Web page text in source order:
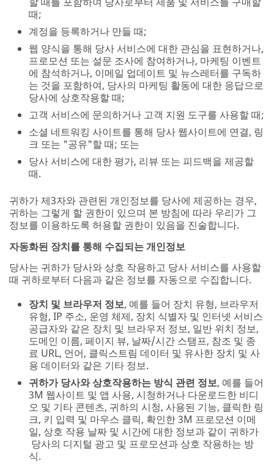
때;
계정을 등록하거나 만들 때;
웹 양식을 통해 당사 서비스에 대한 관심을 표현하거나,
프로모션 또는 설문 조사에 참여하거나, 마케팅 이벤트
에 참석하거나, 이메일 업데이트 및 뉴스레터를 구독하
는 것을 포함하여, 당사의 마케팅 활동에 대한 응답으로
당사에 상호작용할 때;
고객 서비스에 문의하거나 고객 지원 도구를 사용할 때;
소셜 네트워킹 사이트를 통해 당사 웹사이트에 연결, 링
크 또는 "공유"할 때; 또는
당사 서비스에 대한 평가, 리뷰 또는 피드백을 제공할
때.
귀하가 제3자와 관련된 개인정보를 당사에 제공하는 경우,
귀하는 그렇게 할 권한이 있으며 본 방침에 따라 우리가 그
정보를 이용하도록 허용할 권한이 있음을 진술합니다.
자동화된 장치를 통해 수집되는 개인정보
당사는 귀하가 당사와 상호 작용하고 당사 서비스를 사용할
때 귀하로부터 다음과 같은 정보를 자동으로 수집합니다.
장치 및 브라우저 정보, 예를 들어 장치 유형, 브라우저
유형, IP 주소, 운영 체제, 장치 식별자 및 인터넷 서비스
공급자와 같은 장치 및 브라우저 정보, 일반 위치 정보,
도메인 이름, 페이지 뷰, 날짜/시간 스탬프, 참조 및 종
료 URL, 언어, 클릭스트림 데이터 및 유사한 장치 및 사
용 데이터와 같은 기타 정보.
귀하가 당사와 상호작용하는 방식 관련 정보, 예를 들어
3M 웹사이트 및 앱 사용, 시청하거나 다운로드한 비디
오 및 기타 콘텐츠, 귀하의 시청, 사용된 기능, 클릭한 링
크, 키 입력 및 마우스 클릭, 확인한 3M 프로모션 이메
일, 상호 작용 날짜 및 시간에 대한 정보과 같이 귀하가
당사의 디지털 광고 및 프로모션과 상호 작용하는 방
식.